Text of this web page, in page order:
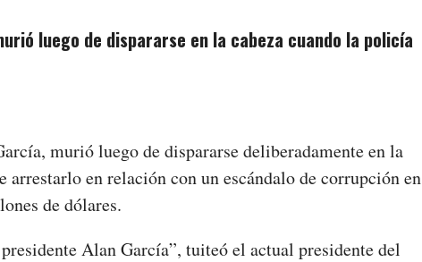
luego de dispararse en la cabeza cuando la policía
murió luego de dispararse deliberadamente en la
arrestarlo en relación con un escándalo de corrupción en
de dólares.
Alan García”, tuiteó el actual presidente del